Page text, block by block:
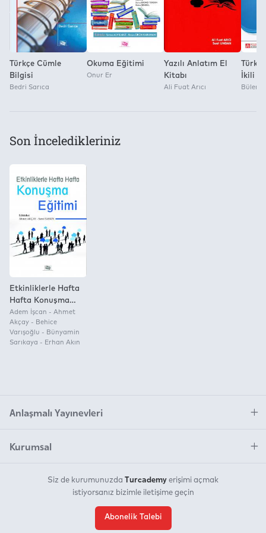
Anı Yayıncılık
Türkçe Cümle
Bilgisi
Bedri Sarıca
Okuma Eğitimi
Onur Er
Yazılı Anlatım El
Kitabı
Ali Fuat Arıcı
İkili
Bülent
Son İnceledikleriniz
Etkinliklerle Hafta
Hafta Konuşma
Eğitimi
Adem İşcan - Ahmet
Akçay - Behice
Varışoğlu - Bünyamin
Sarıkaya - Erhan Akın
Anlaşmalı Yayınevleri
Kurumsal
Siz de kurumunuzda Turcademy erişimi açmak
istiyorsanız bizimle iletişime geçin
Abonelik Talebi